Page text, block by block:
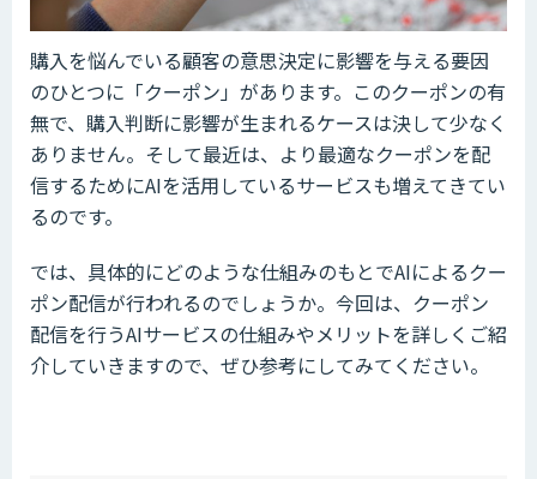
購入を悩んでいる顧客の意思決定に影響を与える要因
のひとつに「クーポン」があります。このクーポンの有
無で、購入判断に影響が生まれるケースは決して少なく
ありません。そして最近は、より最適なクーポンを配
信するためにAIを活用しているサービスも増えてきてい
るのです。
では、具体的にどのような仕組みのもとでAIによるクー
ポン配信が行われるのでしょうか。今回は、クーポン
配信を行うAIサービスの仕組みやメリットを詳しくご紹
介していきますので、ぜひ参考にしてみてください。